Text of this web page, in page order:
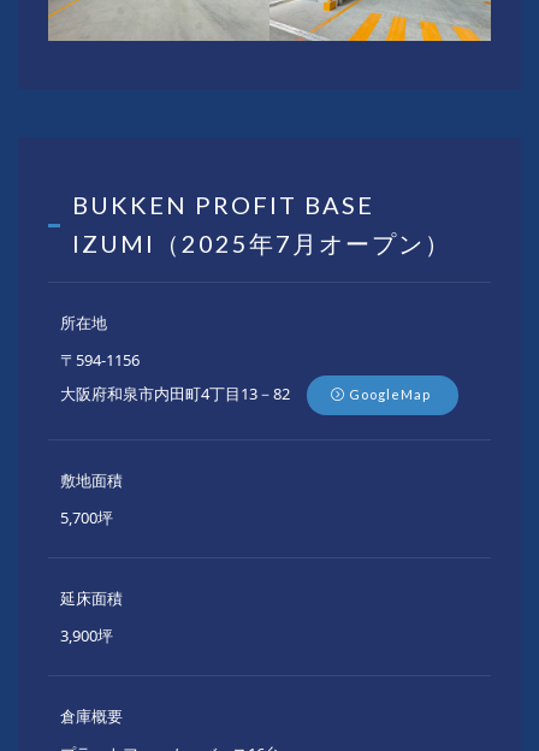
BUKKEN PROFIT BASE
IZUMI（2025年7月オープン）
所在地
〒594-1156
大阪府和泉市内田町4丁目13－82
GoogleMap
敷地面積
5,700坪
延床面積
3,900坪
倉庫概要